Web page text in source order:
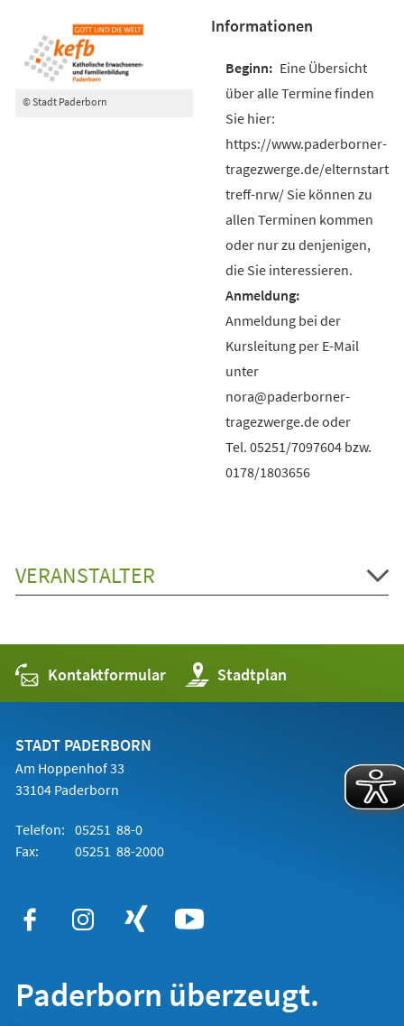
© Stadt Paderborn
Informationen
Eine Übersicht
über alle Termine finden
Sie hier:
https://www.paderborner-
tragezwerge.de/elternstart-
treff-nrw/ Sie können zu
allen Terminen kommen
oder nur zu denjenigen,
die Sie interessieren.
Anmeldung bei der
Kursleitung per E-Mail
unter
nora@paderborner-
tragezwerge.de oder
Tel. 05251/7097604 bzw.
0178/1803656
VERANSTALTER
Kontaktformular Stadtplan
(Öffnet
in
einem
STADT PADERBORN
Am Hoppenhof 33
33104 Paderborn
Telefon: 05251 88-0
Fax:
05251 88-2000
Paderborn überzeugt.